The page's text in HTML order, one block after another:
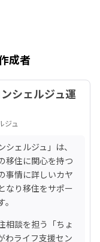
成者
シェルジュ運
ジュ
シェルジュ」は、
移住に関心を持つ
事情に詳しいカヤ
なり移住をサポー
相談を担う「ちょ
わライフ支援セン